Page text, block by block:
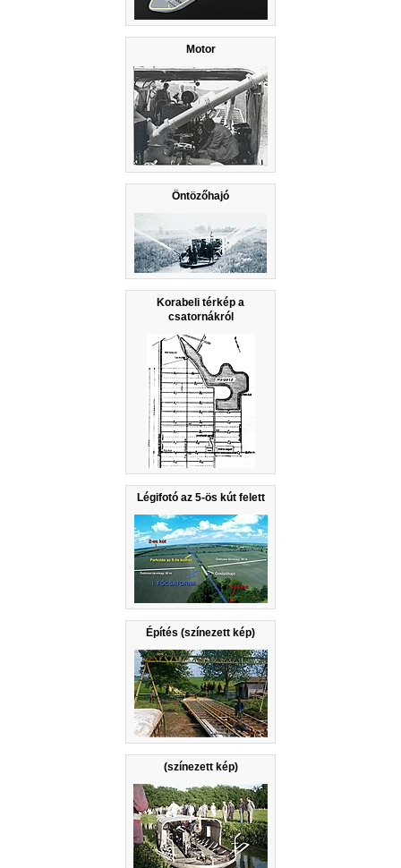
Motor
Öntözőhajó
Korabeli térkép a
csatornákról
Légifotó az 5-ös kút felett
Építés (színezett kép)
(színezett kép)